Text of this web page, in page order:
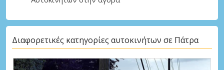
Διαφορετικές κατηγορίες αυτοκινήτων σε Πάτρα